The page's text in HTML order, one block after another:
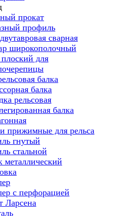
прокат
профиль
сварная
широкополочный
для
балка
балка
рельсовая
балка
прижимные для рельса
гнутый
стальной
металлический
с перфорацией
Ларсена